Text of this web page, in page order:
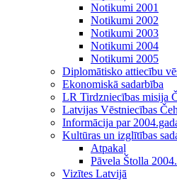
Notikumi 2001
Notikumi 2002
Notikumi 2003
Notikumi 2004
Notikumi 2005
Diplomātisko attiecību
Ekonomiskā sadarbība
LR Tirdzniecības misija
Latvijas Vēstniecības
Informācija par
Kultūras un izglītības
Atpakaļ
Pāvela Štolla
Vizītes Latvijā